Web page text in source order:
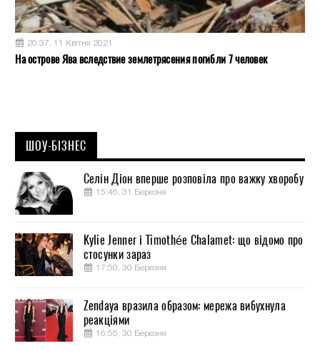
20:37, 11 Квітня 2021
На острове Ява вследствие землетрясения погибли 7 человек
ШОУ-БІЗНЕС
Селін Діон вперше розповіла про важку хворобу
15:46, 31 Березня
Kylie Jenner і Timothée Chalamet: що відомо про
стосунки зараз
17:50, 30 Березня
Zendaya вразила образом: мережа вибухнула
реакціями
16:55, 30 Березня